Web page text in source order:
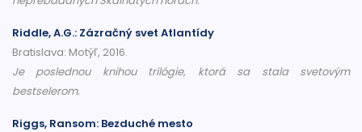
Riddle, A.G.: Zázračný svet Atlantídy
Bratislava: Motýľ, 2016.
Je poslednou knihou trilógie, ktorá sa stala svetovým
bestselerom.
Riggs, Ransom: Bezduché mesto